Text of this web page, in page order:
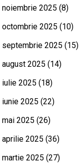
noiembrie 2025 (8)
octombrie 2025 (10)
septembrie 2025 (15)
august 2025 (14)
iulie 2025 (18)
iunie 2025 (22)
mai 2025 (26)
aprilie 2025 (36)
martie 2025 (27)